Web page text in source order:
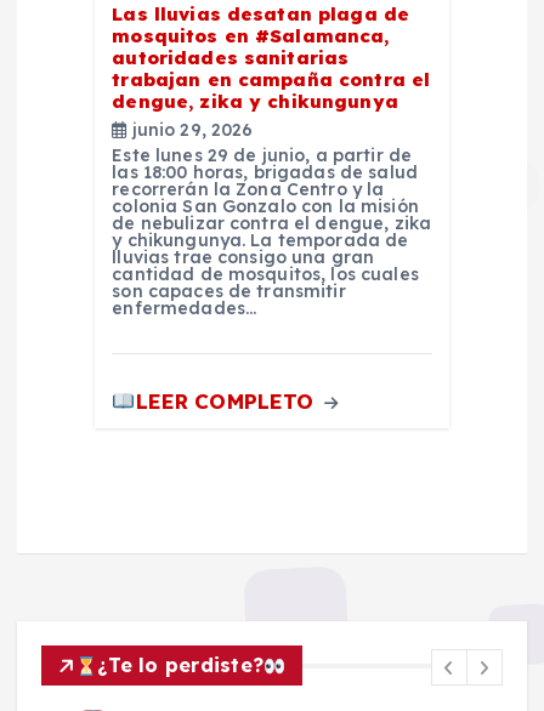
Las lluvias desatan plaga de
mosquitos en #Salamanca,
autoridades sanitarias
trabajan en campaña contra el
dengue, zika y chikungunya
junio 29, 2026
Este lunes 29 de junio, a partir de
las 18:00 horas, brigadas de salud
recorrerán la Zona Centro y la
colonia San Gonzalo con la misión
de nebulizar contra el dengue, zika
y chikungunya. La temporada de
lluvias trae consigo una gran
cantidad de mosquitos, los cuales
son capaces de transmitir
enfermedades…
LEER COMPLETO
¿Te lo perdiste?